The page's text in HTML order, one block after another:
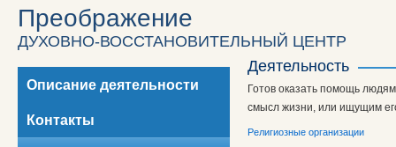
Преображение
ДУХОВНО-ВОССТАНОВИТЕЛЬНЫЙ ЦЕНТР
Описание деятельности
Контакты
Деятельность
Готов оказать помощь
смысл жизни, или ищущим
Религиозные организации